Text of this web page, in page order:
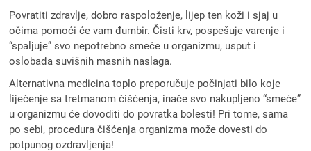
Povratiti zdravlje, dobro raspoloženje, lijep ten koži i sjaj u
očima pomoći će vam đumbir. Čisti krv, pospešuje varenje i
“spaljuje” svo nepotrebno smeće u organizmu, usput i
oslobađa suvišnih masnih naslaga.
Alternativna medicina toplo preporučuje počinjati bilo koje
liječenje sa tretmanom čišćenja, inače svo nakupljeno “smeće”
u organizmu će dovoditi do povratka bolesti! Pri tome, sama
po sebi, procedura čišćenja organizma može dovesti do
potpunog ozdravljenja!